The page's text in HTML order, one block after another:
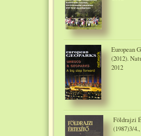
European
(2012).
2012
Földrajzi
(1987)3/